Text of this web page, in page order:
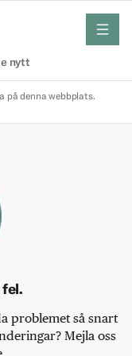
nytt
meny
på denna webbplats.
problemet så snart
Mejla oss